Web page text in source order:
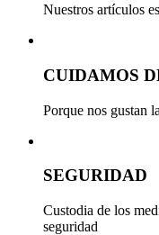
Nuestros artículos
CUIDAMOS
Porque nos gustan
SEGURIDAD
Custodia de los
seguridad